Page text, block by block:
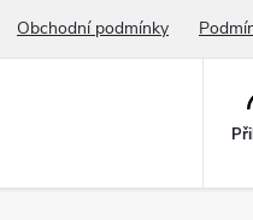
Obchodní podmínky